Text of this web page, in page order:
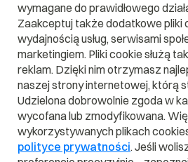
Czym jest PHP 7.4?
Przeczytaj czym jestPHP 7.4 w
Pomoże Ci to lepiej zrozumieć,
wymagane do prawidłowego
Zaakceptuj także dodatkowe pliki
wydajnością usług, serwisami
marketingiem. Pliki cookie służą
reklam. Dzięki nim otrzymasz
naszej strony internetowej, którą
Udzielona dobrowolnie zgoda w
wycofana lub zmodyfikowana.
wykorzystywanych plikach
polityce prywatności. Jeśli